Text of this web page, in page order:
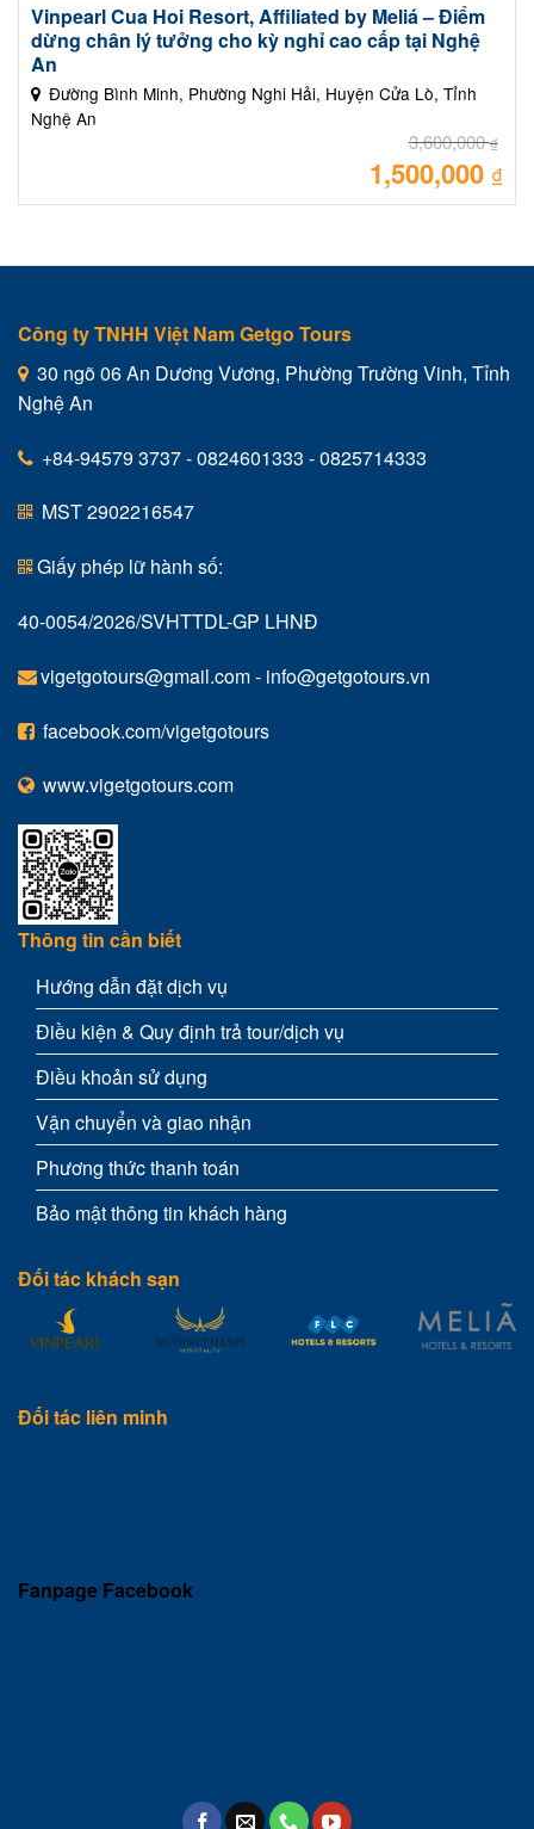
Vinpearl Cua Hoi Resort, Affiliated by Meliá – Điểm
dừng chân lý tưởng cho kỳ nghỉ cao cấp tại Nghệ
An
Đường Bình Minh, Phường Nghi Hải, Huyện Cửa Lò, Tỉnh
Nghệ An
3,600,000₫
gốc
1,500,000 ₫
Giá
Công ty TNHH Việt Nam Getgo Tours
30 ngõ 06 An Dương Vương, Phường Trường Vinh, Tỉnh
Nghệ An
+84-94579 3737 - 0824601333 - 0825714333
MST 2902216547
Giấy phép lữ hành số:
40-0054/2026/SVHTTDL-GP LHNĐ
vigetgotours@gmail.com- info@getgotours.vn
facebook.com/vigetgotours
www.vigetgotours.com
Thông tin cần biết
Hướng dẫn đặt dịch vụ
Điều kiện & Quy định trả tour/dịch vụ
Điều khoản sử dụng
Vận chuyển và giao nhận
Phương thức thanh toán
Bảo mật thông tin khách hàng
Đối tác khách sạn
Đối tác liên minh
Fanpage Facebook